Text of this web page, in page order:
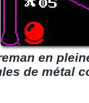
en
de métal